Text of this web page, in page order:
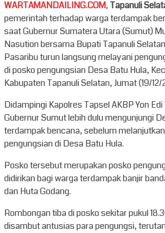
WARTAMANDAILING.COM, Tapanuli
pemerintah terhadap warga terdampak
saat Gubernur Sumatera Utara (Sumut)
Nasution bersama Bupati Tapanuli
Pasaribu turun langsung melayani
di posko pengungsian Desa Batu Hula,
Kabupaten Tapanuli Selatan, Jumat (19/
Didampingi Kapolres Tapsel AKBP Yon
Gubernur Sumut lebih dulu mengunjungi
terdampak bencana, sebelum
pengungsian di Desa Batu Hula.
Posko tersebut merupakan posko
didirikan bagi warga terdampak banjir
dan Huta Godang.
Rombongan tiba di posko sekitar pukul
disambut antusias para pengungsi,